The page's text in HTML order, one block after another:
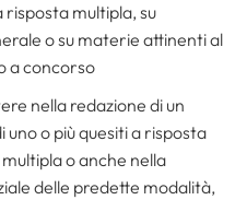
risposta multipla, su
o su materie attinenti al
a concorso
nella redazione di un
o più quesiti a risposta
o anche nella
delle predette modalità,